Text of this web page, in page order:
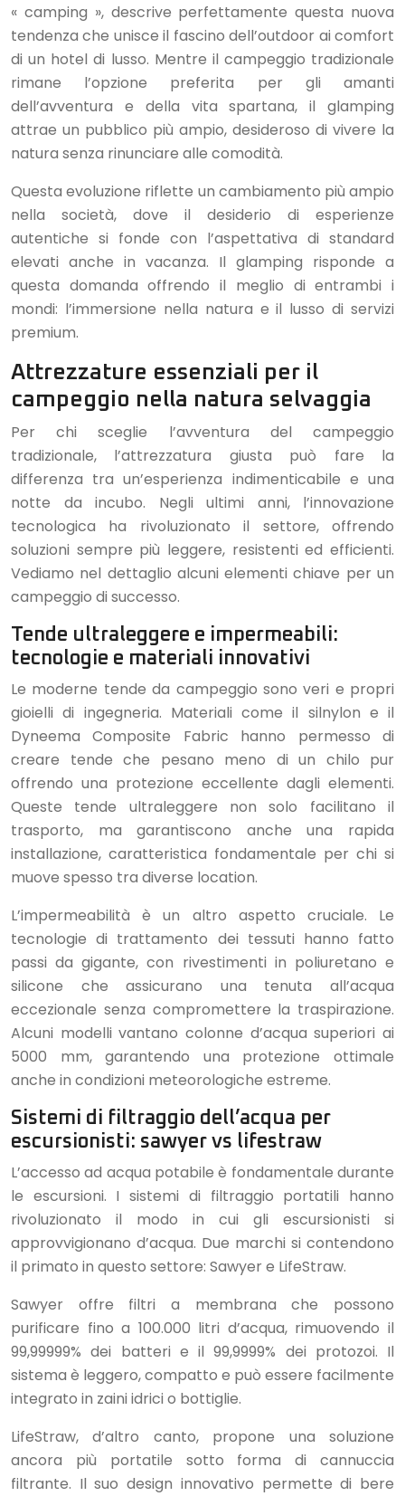
« camping », descrive perfettamente questa nuova
tendenza che unisce il fascino dell’outdoor ai comfort
di un hotel di lusso. Mentre il campeggio tradizionale
rimane l’opzione preferita per gli amanti
dell’avventura e della vita spartana, il glamping
attrae un pubblico più ampio, desideroso di vivere la
natura senza rinunciare alle comodità.
Questa evoluzione riflette un cambiamento più ampio
nella società, dove il desiderio di esperienze
autentiche si fonde con l’aspettativa di standard
elevati anche in vacanza. Il glamping risponde a
questa domanda offrendo il meglio di entrambi i
mondi: l’immersione nella natura e il lusso di servizi
premium.
Attrezzature essenziali per il
campeggio nella natura selvaggia
Per chi sceglie l’avventura del campeggio
tradizionale, l’attrezzatura giusta può fare la
differenza tra un’esperienza indimenticabile e una
notte da incubo. Negli ultimi anni, l’innovazione
tecnologica ha rivoluzionato il settore, offrendo
soluzioni sempre più leggere, resistenti ed efficienti.
Vediamo nel dettaglio alcuni elementi chiave per un
campeggio di successo.
Tende ultraleggere e impermeabili:
tecnologie e materiali innovativi
Le moderne tende da campeggio sono veri e propri
gioielli di ingegneria. Materiali come il silnylon e il
Dyneema Composite Fabric hanno permesso di
creare tende che pesano meno di un chilo pur
offrendo una protezione eccellente dagli elementi.
Queste tende ultraleggere non solo facilitano il
trasporto, ma garantiscono anche una rapida
installazione, caratteristica fondamentale per chi si
muove spesso tra diverse location.
L’impermeabilità è un altro aspetto cruciale. Le
tecnologie di trattamento dei tessuti hanno fatto
passi da gigante, con rivestimenti in poliuretano e
silicone che assicurano una tenuta all’acqua
eccezionale senza compromettere la traspirazione.
Alcuni modelli vantano colonne d’acqua superiori ai
5000 mm, garantendo una protezione ottimale
anche in condizioni meteorologiche estreme.
Sistemi di filtraggio dell’acqua per
escursionisti: sawyer vs lifestraw
L’accesso ad acqua potabile è fondamentale durante
le escursioni. I sistemi di filtraggio portatili hanno
rivoluzionato il modo in cui gli escursionisti si
approvvigionano d’acqua. Due marchi si contendono
il primato in questo settore: Sawyer e LifeStraw.
Sawyer offre filtri a membrana che possono
purificare fino a 100.000 litri d’acqua, rimuovendo il
99,99999% dei batteri e il 99,9999% dei protozoi. Il
sistema è leggero, compatto e può essere facilmente
integrato in zaini idrici o bottiglie.
LifeStraw, d’altro canto, propone una soluzione
ancora più portatile sotto forma di cannuccia
filtrante. Il suo design innovativo permette di bere